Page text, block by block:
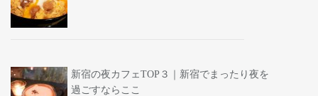
新宿の夜カフェTOP３｜新宿でまったり夜を
過ごすならここ